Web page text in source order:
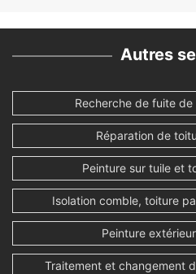
Autres
Recherche de fuite
Réparation de
Peinture sur tuile et
Isolation comble, toiture
Peinture
Traitement et changement